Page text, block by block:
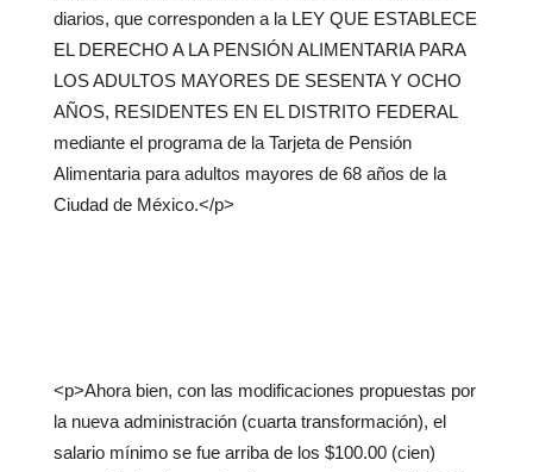
diarios, que corresponden a la LEY QUE ESTABLECE
EL DERECHO A LA PENSIÓN ALIMENTARIA PARA
LOS ADULTOS MAYORES DE SESENTA Y OCHO
AÑOS, RESIDENTES EN EL DISTRITO FEDERAL
mediante el programa de la Tarjeta de Pensión
Alimentaria para adultos mayores de 68 años de la
Ciudad de México.</p>
<p>Ahora bien, con las modificaciones propuestas por
la nueva administración (cuarta transformación), el
salario mínimo se fue arriba de los $100.00 (cien)